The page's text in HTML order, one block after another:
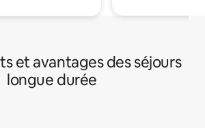
et avantages des séjours
longue durée